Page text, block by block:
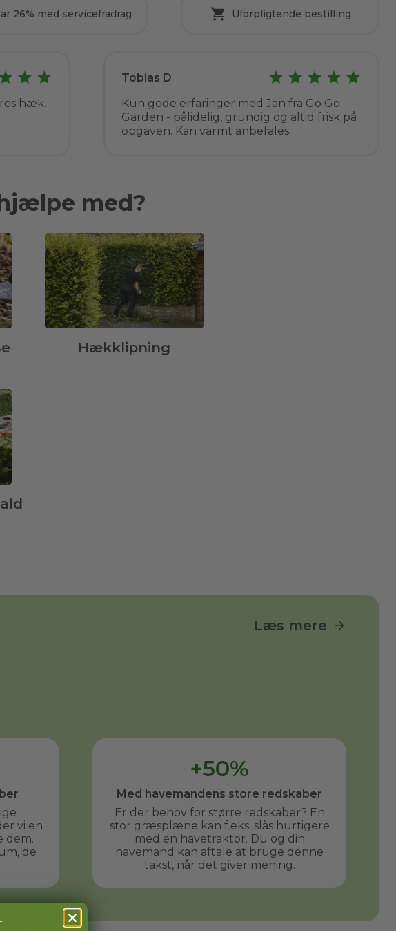
26% med servicefradrag Uforpligtende bestilling
hæk.
Tobias D
Kun gode erfaringer med Jan fra Go Go
Garden - pålidelig, grundig og altid frisk på
opgaven. Kan varmt anbefales.
med?
Hækklipning
Læs mere
vi en
dem.
de
+50%
Med havemandens store redskaber
Er der behov for større redskaber? En
stor græsplæne kan f.eks. slås hurtigere
med en havetraktor. Du og din
havemand kan aftale at bruge denne
takst, når det giver mening.